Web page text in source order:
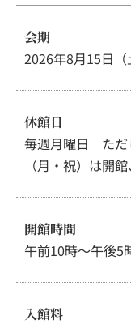
会期
2026年8月15日（
休館日
毎週月曜日 ただ
（月・祝）は開
開館時間
午前10時～午後5
入館料